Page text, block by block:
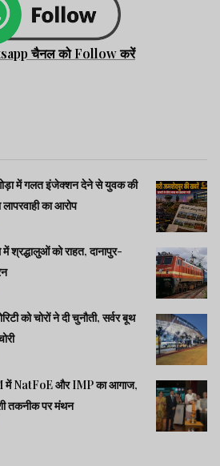
चैनल को Follow करें
में गलत इंजेक्शन देने से युवक की
का आरोप
को राहत, दानापुर-
को चोरों ने दी चुनौती, सर्वर बूथ
NatFoE और IMP का आगाज,
तकनीक पर मंथन